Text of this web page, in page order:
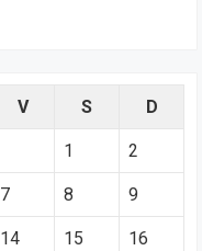
V S D
1 2
7 8 9
14 15 16